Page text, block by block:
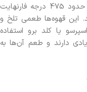
دانه‌های قهوه رست فوق‌العاده تیره به دمای حدود 475 درجه فارنهایت
این قهوه‌ها طعمی تلخ و
یا کلد برو استفاده
دارند و طعم آن‌ها به